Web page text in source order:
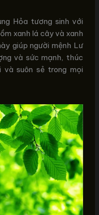
Hỏa tương sinh với
xanh lá cây và xanh
giúp người mệnh Lư
và sức mạnh, thúc
suôn sẻ trong mọi